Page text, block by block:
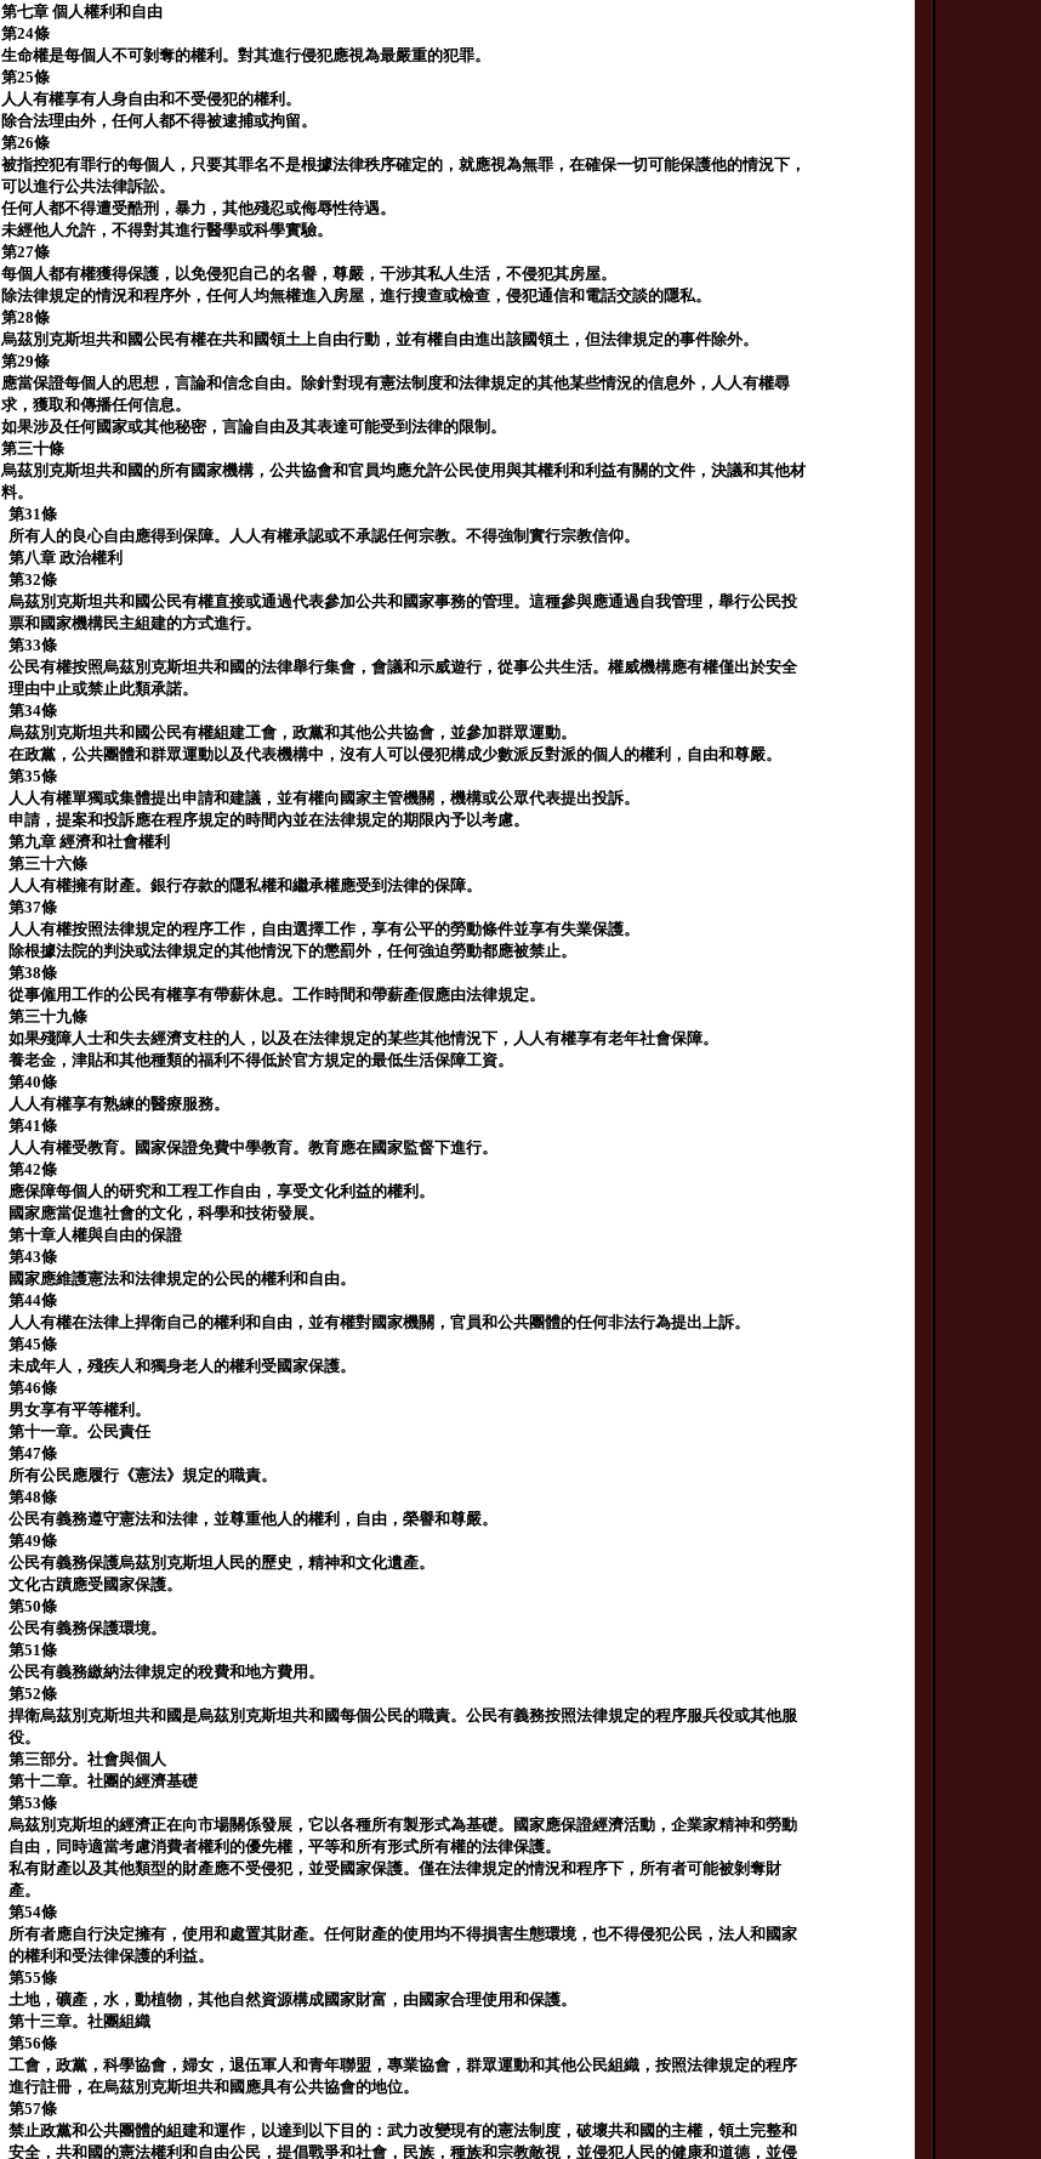
第七章 個人權利和自由
第24條
生命權是每個人不可剝奪的權利。對其進行侵犯應視為最嚴重的犯罪。
第25條
人人有權享有人身自由和不受侵犯的權利。
除合法理由外，任何人都不得被逮捕或拘留。
第26條
被指控犯有罪行的每個人，只要其罪名不是根據法律秩序確定的，就應視為無罪，在確保一切可能保護他的情況下，
可以進行公共法律訴訟。
任何人都不得遭受酷刑，暴力，其他殘忍或侮辱性待遇。
未經他人允許，不得對其進行醫學或科學實驗。
第27條
每個人都有權獲得保護，以免侵犯自己的名譽，尊嚴，干涉其私人生活，不侵犯其房屋。
除法律規定的情況和程序外，任何人均無權進入房屋，進行搜查或檢查，侵犯通信和電話交談的隱私。
第28條
烏茲別克斯坦共和國公民有權在共和國領土上自由行動，並有權自由進出該國領土，但法律規定的事件除外。
第29條
應當保證每個人的思想，言論和信念自由。除針對現有憲法制度和法律規定的其他某些情況的信息外，人人有權尋
求，獲取和傳播任何信息。
如果涉及任何國家或其他秘密，言論自由及其表達可能受到法律的限制。
第三十條
烏茲別克斯坦共和國的所有國家機構，公共協會和官員均應允許公民使用與其權利和利益有關的文件，決議和其他材
料。
第31條
所有人的良心自由應得到保障。人人有權承認或不承認任何宗教。不得強制實行宗教信仰。
第八章 政治權利
第32條
烏茲別克斯坦共和國公民有權直接或通過代表參加公共和國家事務的管理。這種參與應通過自我管理，舉行公民投
票和國家機構民主組建的方式進行。
第33條
公民有權按照烏茲別克斯坦共和國的法律舉行集會，會議和示威遊行，從事公共生活。權威機構應有權僅出於安全
理由中止或禁止此類承諾。
第34條
烏茲別克斯坦共和國公民有權組建工會，政黨和其他公共協會，並參加群眾運動。
在政黨，公共團體和群眾運動以及代表機構中，沒有人可以侵犯構成少數派反對派的個人的權利，自由和尊嚴。
第35條
人人有權單獨或集體提出申請和建議，並有權向國家主管機關，機構或公眾代表提出投訴。
申請，提案和投訴應在程序規定的時間內並在法律規定的期限內予以考慮。
第九章 經濟和社會權利
第三十六條
人人有權擁有財產。銀行存款的隱私權和繼承權應受到法律的保障。
第37條
人人有權按照法律規定的程序工作，自由選擇工作，享有公平的勞動條件並享有失業保護。
除根據法院的判決或法律規定的其他情況下的懲罰外，任何強迫勞動都應被禁止。
第38條
從事僱用工作的公民有權享有帶薪休息。工作時間和帶薪產假應由法律規定。
第三十九條
如果殘障人士和失去經濟支柱的人，以及在法律規定的某些其他情況下，人人有權享有老年社會保障。
養老金，津貼和其他種類的福利不得低於官方規定的最低生活保障工資。
第40條
人人有權享有熟練的醫療服務。
第41條
人人有權受教育。國家保證免費中學教育。教育應在國家監督下進行。
第42條
應保障每個人的研究和工程工作自由，享受文化利益的權利。
國家應當促進社會的文化，科學和技術發展。
第十章人權與自由的保證
第43條
國家應維護憲法和法律規定的公民的權利和自由。
第44條
人人有權在法律上捍衛自己的權利和自由，並有權對國家機關，官員和公共團體的任何非法行為提出上訴。
第45條
未成年人，殘疾人和獨身老人的權利受國家保護。
第46條
男女享有平等權利。
第十一章。公民責任
第47條
所有公民應履行《憲法》規定的職責。
第48條
公民有義務遵守憲法和法律，並尊重他人的權利，自由，榮譽和尊嚴。
第49條
公民有義務保護烏茲別克斯坦人民的歷史，精神和文化遺產。
文化古蹟應受國家保護。
第50條
公民有義務保護環境。
第51條
公民有義務繳納法律規定的稅費和地方費用。
第52條
捍衛烏茲別克斯坦共和國是烏茲別克斯坦共和國每個公民的職責。公民有義務按照法律規定的程序服兵役或其他服
役。
第三部分。社會與個人
第十二章。社團的經濟基礎
第53條
烏茲別克斯坦的經濟正在向市場關係發展，它以各種所有製形式為基礎。國家應保證經濟活動，企業家精神和勞動
自由，同時適當考慮消費者權利的優先權，平等和所有形式所有權的法律保護。
私有財產以及其他類型的財產應不受侵犯，並受國家保護。僅在法律規定的情況和程序下，所有者可能被剝奪財
產。
第54條
所有者應自行決定擁有，使用和處置其財產。任何財產的使用均不得損害生態環境，也不得侵犯公民，法人和國家
的權利和受法律保護的利益。
第55條
土地，礦產，水，動植物，其他自然資源構成國家財富，由國家合理使用和保護。
第十三章。社團組織
第56條
工會，政黨，科學協會，婦女，退伍軍人和青年聯盟，專業協會，群眾運動和其他公民組織，按照法律規定的程序
進行註冊，在烏茲別克斯坦共和國應具有公共協會的地位。
第57條
禁止政黨和公共團體的組建和運作，以達到以下目的：武力改變現有的憲法制度，破壞共和國的主權，領土完整和
安全，共和國的憲法權利和自由公民，提倡戰爭和社會，民族，種族和宗教敵視，並侵犯人民的健康和道德，並侵